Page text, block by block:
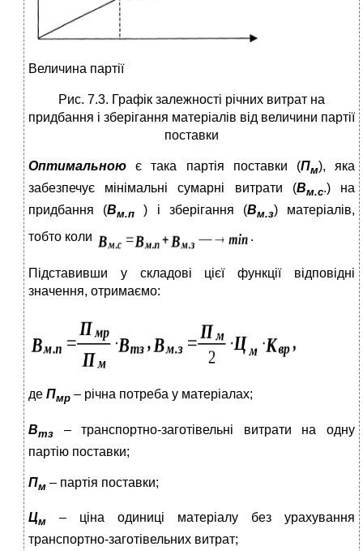
Величина партії
Рис. 7.3. Графік залежності річних витрат на
придбання і зберігання матеріалів від величини партії
поставки
Оптимальною є така партія поставки (Пм), яка
забезпечує мінімальні сумарні витрати (Вм.с.) на
придбання (Вм.п ) і зберігання (Вм.з)
матеріалів,
тобто коли
.
Підставивши у складові цієї функції відповідні
значення, отримаємо:
де Пмр – річна потреба у матеріалах;
Втз – транспортно-заготівельні витрати на одну
партію поставки;
Пм – партія поставки;
Цм – ціна одиниці матеріалу без урахування
транспортно-заготівельних витрат;